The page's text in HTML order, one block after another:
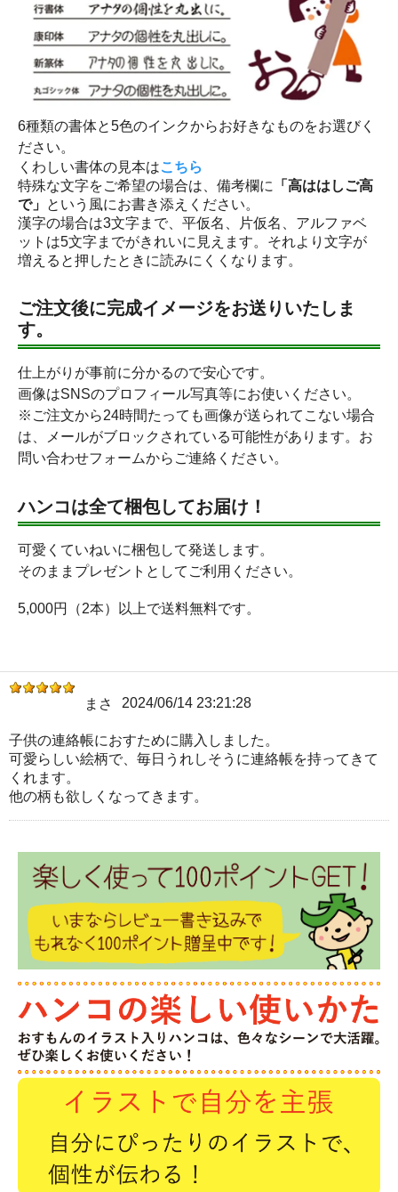
6種類の書体と5色のインクからお好きなものをお選びく
ださい。
くわしい書体の見本はこちら
特殊な文字をご希望の場合は、備考欄に
「高ははしご高
で」 という風にお書き添えください。
漢字の場合は3文字まで、平仮名、片仮名、アルファベ
ットは5文字までがきれいに見えます。それより文字が
増えると押したときに読みにくくなります。
ご注文後に完成イメージをお送りいたしま
す。
仕上がりが事前に分かるので安心です。
画像はSNSのプロフィール写真等にお使いください。
※ご注文から24時間たっても画像が送られてこない場合
は、メールがブロックされている可能性があります。お
問い合わせフォームからご連絡ください。
ハンコは全て梱包してお届け！
可愛くていねいに梱包して発送します。
そのままプレゼントとしてご利用ください。
5,000円（2本）以上で送料無料です。
まさ 2024/06/14 23:21:28
子供の連絡帳におすために購入しました。
可愛らしい絵柄で、毎日うれしそうに連絡帳を持ってきて
くれます。
他の柄も欲しくなってきます。